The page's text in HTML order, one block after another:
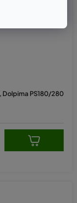
Dolpima PS180/280